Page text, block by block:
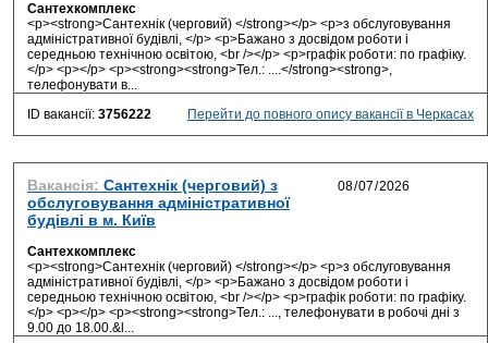
Сантехкомплекс
<p><strong>Сантехнік (черговий) </strong></p> <p>з обслуговування
адміністративної будівлі, </p> <p>Бажано з досвідом роботи і
середньою технічною освітою, <br /></p> <p>графік роботи: по графіку.
</p> <p></p> <p><strong><strong>Тел.: ....</strong><strong>,
телефонувати в...
ID вакансії: 3756222 Перейти до повного опису вакансії в Черкасах
Вакансія: Сантехнік (черговий) з
обслуговування адміністративної
будівлі в м. Київ
Сантехкомплекс
<p><strong>Сантехнік (черговий) </strong></p> <p>з обслуговування
адміністративної будівлі, </p> <p>Бажано з досвідом роботи і
середньою технічною освітою, <br /></p> <p>графік роботи: по графіку.
</p> <p></p> <p><strong><strong>Тел.: ..., телефонувати в робочі дні з
9.00 до 18.00.&l...